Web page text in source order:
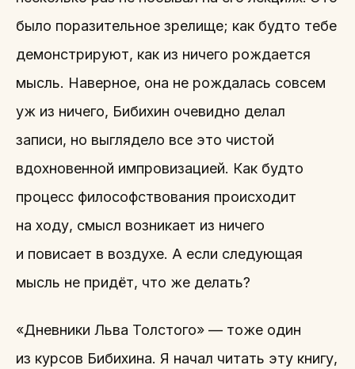
было поразительное зрелище; как будто тебе
демонстрируют, как из ничего рождается
мысль. Наверное, она не рождалась совсем
уж из ничего, Бибихин очевидно делал
записи, но выглядело все это чистой
вдохновенной импровизацией. Как будто
процесс философствования происходит
на ходу, смысл возникает из ничего
и повисает в воздухе. А если следующая
мысль не придёт, что же делать?
«Дневники Льва Толстого» — тоже один
из курсов Бибихина. Я начал читать эту книгу,